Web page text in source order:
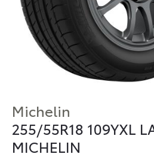
Michelin
255/55R18 109YXL
MICHELIN